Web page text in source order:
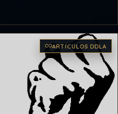
ARTÍCULOS DDLA